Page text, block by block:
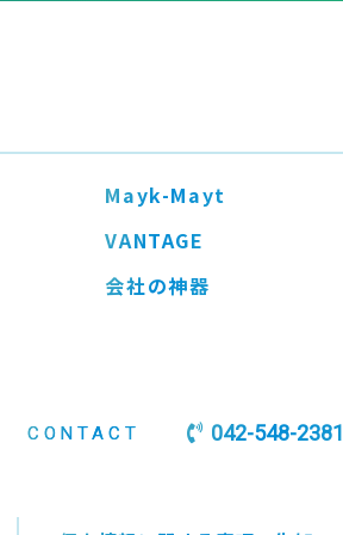
Mayk-Mayt
VANTAGE
会社の神器
CONTACT 042-548-2381